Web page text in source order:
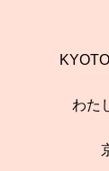
わた